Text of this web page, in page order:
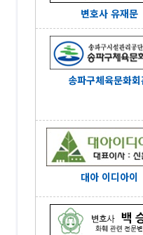
변호사 유재문
송파구체육문화
대아 이디아이